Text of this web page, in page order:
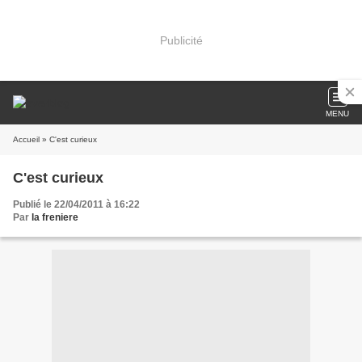
Publicité
MENU
Accueil » C'est curieux
C'est curieux
Publié le 22/04/2011 à 16:22
Par la freniere